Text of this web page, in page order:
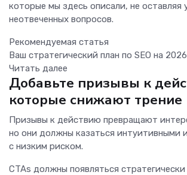
которые мы здесь описали, не оставляя
неотвеченных вопросов.
Рекомендуемая статья
Ваш стратегический план по SEO на
Читать далее
Добавьте призывы к
которые снижают трение
Призывы к действию превращают
но они должны казаться интуитивными
с низким риском.
CTAs должны появляться